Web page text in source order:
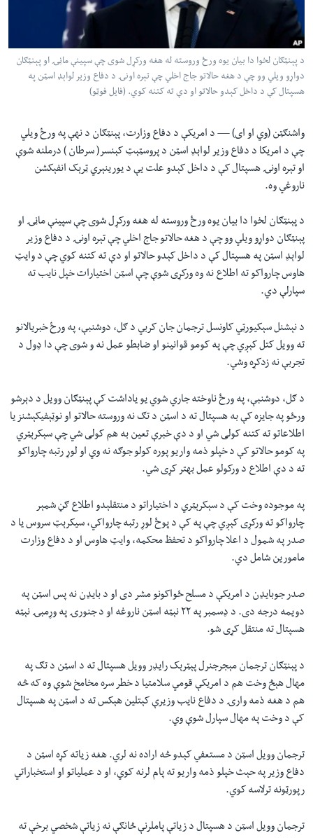
دلته
مخکې
مرکزي
لټون
اداریه
Learning English
FOLLOW US
ژبې
د پېنټګان لخوا دا بیان یوه ورځ وروسته له هغه ورکړل شوی چې سپینې ماڼۍ او پېنټګان
دواړو ویلي وو چې د هغه حالاتو جاج اخلي چې تېره اونۍ د دفاع وزیر لواېډ اسټن په
هسپتال کې د داخل کېدو حالاتو او دې ته کتنه کوي. (فایل فوټو)
واشنګټن (وي او ای) — د امریکې د دفاع وزارت، پېنټګان د نهې په ورځ ویلي
چې د امریکا د دفاع وزیر لواېډ اسټن د پروسټېټ کېنسر( سرطان ) درملنه شوې
او تېره اونۍ هسپتال کې د داخل کېدو علت یې د یورینېري ټرېک انفېکشن
ناروغي وه.
د پېنټګان لخوا دا بیان یوه ورځ وروسته له هغه ورکړل شوی چې سپینې ماڼۍ او
پېنټګان دواړو ویلي وو چې د هغه حالاتو جاج اخلي چې تېره اونۍ د دفاع وزیر
لواېډ اسټن په هسپتال کې د داخل کېدو حالاتو او دې ته کتنه کوي چې د وایټ
هاوس چارواکو ته اطلاع نه وه ورکړی شوې چې اسټن اختیارات خپل نایب ته
سپارلې دي.
د نېشنل سېکیورټي کاونسل ترجمان جان کربي د ګل، دوشنبې، په ورځ خبریالانو
ته وویل کتل کېږي چې په کومو قوانينو او ضابطو عمل نه و شوی چې دا ډول د
تجربې نه زدکړه وشي.
د ګل، دوشنبې، په ورځ ناوخته جاري شوي یو یاداشت کې پېنټګان وویل د دېرشو
ورځو په جایزه کې به هسپتال ته د اسټن د تګ نه وروسته حالاتو او نوټېفيکېشنز یا
اطلاعاتو ته کتنه کولی شي او د دې خبرې تعین به هم کولی شي چې سېکرېټري
په کومو حالاتو کې د خپلو ذمه واریو پوره کولو جوګه نه وي او لوړ رتبه چارواکو
ته د دې اطلاع د ورکولو عمل بهتر کړی شي.
په موجوده وخت کې د سېکرېټري د اختیاراتو د منتقلېدو اطلاع ګڼ شمېر
چارواکو ته ورکړی کېږي چې په کې د پوځ لوړ رتبه چارواکي، سیکرېټ سروس یا د
صدر په شمول د اعلا چارواکو د تحفظ محکمه، وایټ هاوس او د دفاع وزارت
مامورین شامل دي.
صدر جوبایډن د امریکې د مسلح ځواکونو مشر دی او د بایډن نه پس اسټن په
دویمه درجه دی. د ډسمبر په ۲۲ نېټه اسټن ناروغه او د جنورۍ په وړمبۍ نېټه
هسپتال ته منتقل کړی شو.
د پېنټګان ترجمان مېجرجنرل پېټرېک رایډر وویل هسپتال ته د اسټن د تګ په
مهال هېڅ وخت هم د امریکې قومي سلامتیا د خطر سره مخامخ شوې وه که څه
هم د هغه ذمه وارۍ د دفاع نایب وزیرې کېتلین هېکس ته د اسټن په هسپتال
کې د وخت په مهال سپارل شوې وي.
ترجمان وویل اسټن د مستعفي کېدو څه اراده نه لري. هغه زیاته کړه اسټن د
دفاع وزیر په حېث خپلو ذمه واریو ته پام لرنه کوي، او د عملیاتو او استخباراتي
رپورټونه ترلاسه کوي.
ترجمان وویل اسټن د هسپتال د زیاتې پاملرنې څانګې نه زیاتې شخصي برخې ته